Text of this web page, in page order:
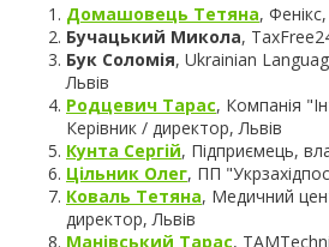
Домашовець Тетяна,
Бучацький Микола,
Бук Соломія, Ukrainian
Львів
Родцевич Тарас, Компанія
Керівник / директор, Львів
Кунта Сергій, Підприємець,
Цільник Олег, ПП
Коваль Тетяна, Медичний
директор, Львів
Манівський Тарас,